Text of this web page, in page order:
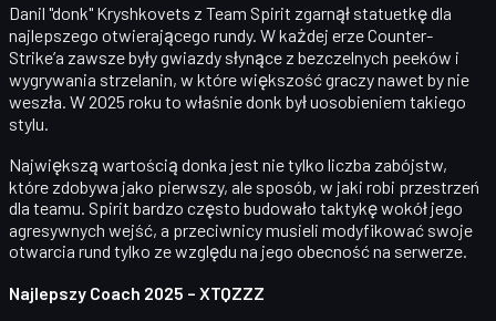
Danil "donk" Kryshkovets z Team Spirit zgarnął statuetkę dla
najlepszego otwierającego rundy. W każdej erze Counter-
Strike’a zawsze były gwiazdy słynące z bezczelnych peeków i
wygrywania strzelanin, w które większość graczy nawet by nie
weszła. W 2025 roku to właśnie donk był uosobieniem takiego
stylu.
Największą wartością donka jest nie tylko liczba zabójstw,
które zdobywa jako pierwszy, ale sposób, w jaki robi przestrzeń
dla teamu. Spirit bardzo często budowało taktykę wokół jego
agresywnych wejść, a przeciwnicy musieli modyfikować swoje
otwarcia rund tylko ze względu na jego obecność na serwerze.
Najlepszy Coach 2025 – XTQZZZ